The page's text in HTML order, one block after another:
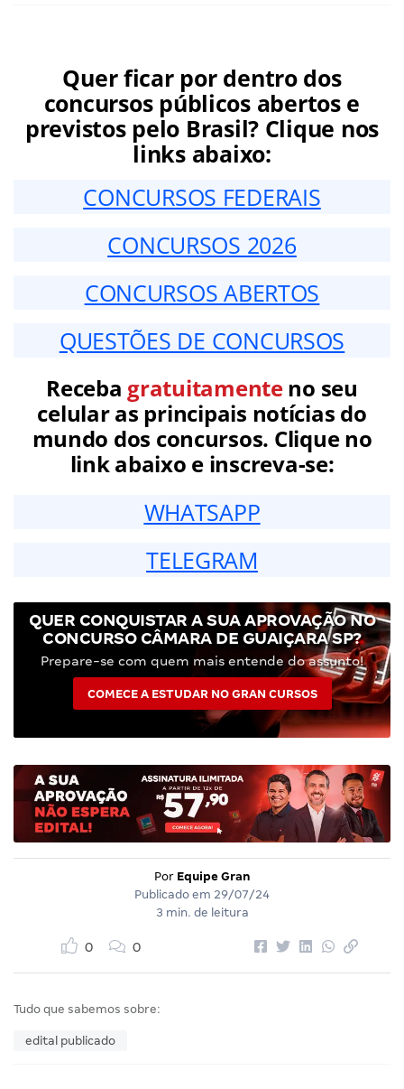
Quer ficar por dentro dos
concursos públicos abertos e
previstos pelo Brasil? Clique nos
links abaixo:
CONCURSOS FEDERAIS
CONCURSOS 2026
CONCURSOS ABERTOS
QUESTÕES DE CONCURSOS
Receba gratuitamenteno seu
celular as principais notícias do
mundo dos concursos. Clique no
link abaixo e inscreva-se:
WHATSAPP
TELEGRAM
QUER CONQUISTAR A SUA APROVAÇÃO NO
CONCURSO CÂMARA DE GUAIÇARA SP?
Prepare-se com quem mais entende do assunto!
COMECE A ESTUDAR NO GRAN CURSOS
Por Equipe Gran
Publicado em 29/07/24
3 min. de leitura
0 0
Tudo que sabemos sobre:
edital publicado